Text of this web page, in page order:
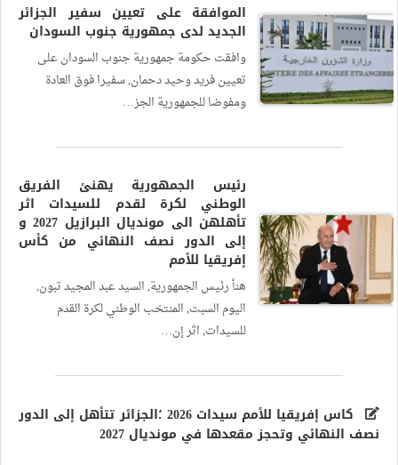
الموافقة على تعيين سفير الجزائر
الجديد لدى جمهورية جنوب السودان
وافقت حكومة جمهورية جنوب السودان على
تعيين فريد وحيد دحمان, سفيرا فوق العادة
ومفوضا للجمهورية الجز…
رئيس الجمهورية يهنئ الفريق
الوطني لكرة لقدم للسيدات اثر
تأهلهن الى مونديال البرازيل 2027 و
إلى الدور نصف النهائي من كأس
إفريقيا للأمم
هنأ رئيس الجمهورية, السيد عبد المجيد تبون,
اليوم السبت, المنتخب الوطني لكرة القدم
للسيدات, اثر إن…
كاس إفريقيا للأمم سيدات 2026 ؛الجزائر تتأهل إلى الدور
نصف النهائي وتحجز مقعدها في مونديال 2027